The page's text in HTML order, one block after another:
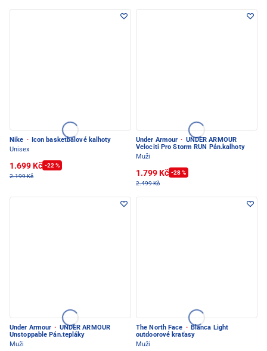
Nike ·
Icon basketbalové kalhoty
Unisex
1.699 Kč -22 %
2.199 Kč
Under Armour · UNDER ARMOUR
Velociti Pro Storm RUN Pán.kalhoty
Muži
1.799 Kč -28 %
2.499 Kč
Under Armour · UNDER ARMOUR
Unstoppable Pán.tepláky
Muži
The North Face · Blanca Light
outdoorové kraťasy
Muži